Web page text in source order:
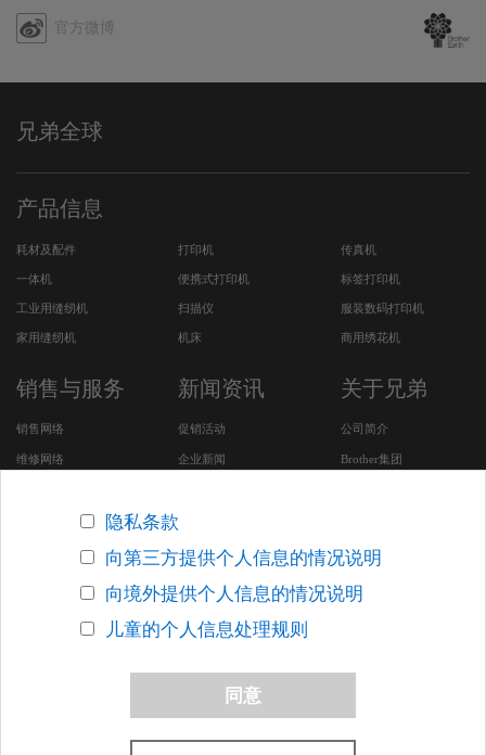
哔
官方微博
兄弟全球
产品信息
耗材及配件 打印机 传真机
一体机 便携式打印机 标签打印机
工业用缝纫机 扫描仪 服装数码打印机
家用缝纫机 机床 商用绣花机
销售与服务
销售网络
维修网络
安全问题支持
新闻资讯
促销活动
企业新闻
关于兄弟
公司简介
Brother集团
Brother SDGs Story (英
文版网站)
其他在华企业
关于网络隐私条款
沪ICP备05053924号-7
沪公网安备 31010502000388号
隐私条款
向第三方提供个人信息的情况说明
向境外提供个人信息的情况说明
儿童的个人信息处理规则
同意